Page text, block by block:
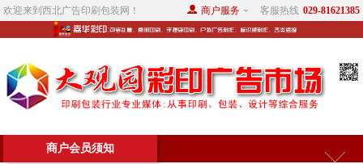
欢迎来到西北广告印刷包装网！ 客服热线 029-81621385
商户服务
商户会员须知